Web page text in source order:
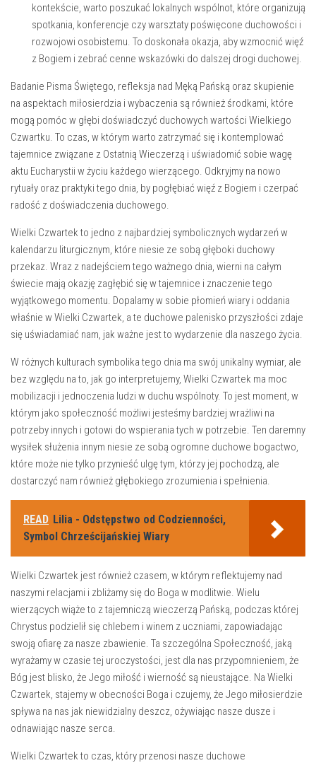
kontekście, warto poszukać lokalnych wspólnot, które organizują
spotkania, konferencje‍ czy warsztaty poświęcone duchowości i
rozwojowi⁢ osobistemu. ​To ⁢doskonała okazja, aby ‌wzmocnić więź
z Bogiem i zebrać cenne⁢ wskazówki do ​dalszej drogi duchowej.
Badanie Pisma Świętego, refleksja nad Męką Pańską oraz skupienie
na ⁢aspektach​ miłosierdzia i ⁢wybaczenia są⁢ również ⁤środkami, które
mogą pomóc w głębi doświadczyć duchowych wartości Wielkiego⁤
Czwartku. To czas, w którym warto zatrzymać‌ się i ⁣kontemplować
tajemnice związane z Ostatnią Wieczerzą i uświadomić sobie wagę⁤
aktu Eucharystii w ⁢życiu każdego wierzącego. Odkryjmy na ⁢nowo
rytuały oraz praktyki⁤ tego dnia, by pogłębiać więź z Bogiem i czerpać
radość⁢ z ⁣doświadczenia duchowego.
Wielki⁣ Czwartek to jedno z najbardziej ‌symbolicznych ⁤wydarzeń w
kalendarzu liturgicznym, które niesie ze sobą głęboki duchowy
przekaz. ⁤Wraz z nadejściem tego ważnego ‍dnia, wierni⁤ na ‌całym
świecie mają okazję zagłębić się ⁣w tajemnice i ‍znaczenie tego
wyjątkowego ‍momentu. Dopalamy ⁢w ‌sobie płomień⁤ wiary i oddania
właśnie ‍w Wielki Czwartek, a‍ te ⁣duchowe ‍palenisko‌ przyszłości zdaje
się uświadamiać nam, ‍jak ważne ‌jest to wydarzenie dla naszego życia.
W różnych kulturach symbolika tego dnia ma swój​ unikalny wymiar, ale
bez względu ⁢na to, ⁢jak⁣ go⁣ interpretujemy, Wielki Czwartek ma moc
mobilizacji i jednoczenia ludzi w duchu wspólnoty. To​ jest moment,‌ w
którym jako społeczność możliwi jesteśmy bardziej wrażliwi na
potrzeby innych‌ i gotowi⁣ do wspierania tych w potrzebie. ‌Ten daremny
wysiłek służenia ‍innym niesie ze sobą ogromne duchowe bogactwo,
które ​może nie tylko przynieść ulgę ​tym, którzy jej pochodzą,‍ ale
⁢dostarczyć nam również głębokiego zrozumienia i spełnienia.
READ Lilia - Odstępstwo od Codzienności,
Symbol Chrześcijańskiej Wiary
Wielki Czwartek jest również ⁢czasem, w którym reflektujemy nad
naszymi relacjami i zbliżamy‌ się do Boga w⁢ modlitwie. Wielu
wierzących wiąże ⁣to ‍z tajemniczą wieczerzą Pańską, podczas której
⁤Chrystus podzielił się chlebem ⁣i‌ winem‍ z uczniami, zapowiadając
swoją ofiarę za nasze zbawienie. Ta szczególna Społeczność, jaką
wyrażamy w czasie tej uroczystości, jest dla nas przypomnieniem, że
Bóg jest blisko,‍ że ⁢Jego miłość i‍ wierność są nieustające.‍ Na Wielki
Czwartek, stajemy w obecności ⁤Boga i czujemy, że Jego ‍miłosierdzie
spływa ⁢na nas jak niewidzialny ​deszcz, ożywiając nasze ⁣dusze i ​
odnawiając nasze serca.
Wielki Czwartek to czas, który przenosi nasze​ duchowe